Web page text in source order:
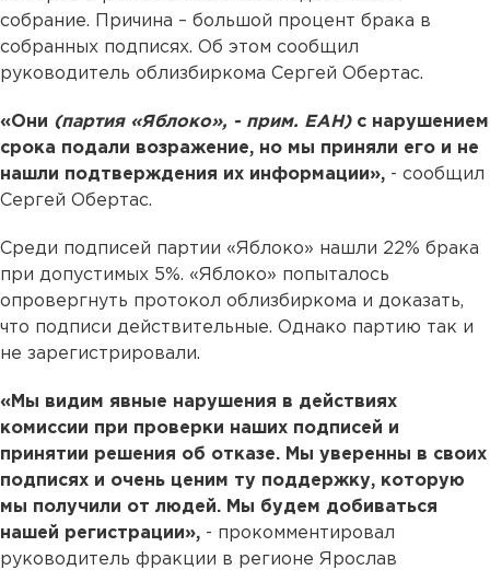
собрание. Причина – большой процент брака в
собранных подписях. Об этом сообщил
руководитель облизбиркома Сергей Обертас.
«Они (партия «Яблоко», - прим. ЕАН) с нарушением
срока подали возражение, но мы приняли его и не
нашли подтверждения их информации», - сообщил
Сергей Обертас.
Среди подписей партии «Яблоко» нашли 22% брака
при допустимых 5%. «Яблоко» попыталось
опровергнуть протокол облизбиркома и доказать,
что подписи действительные. Однако партию так и
не зарегистрировали.
«Мы видим явные нарушения в действиях
комиссии при проверки наших подписей и
принятии решения об отказе. Мы уверенны в своих
подписях и очень ценим ту поддержку, которую
мы получили от людей. Мы будем добиваться
нашей регистрации», - прокомментировал
руководитель фракции в регионе Ярослав